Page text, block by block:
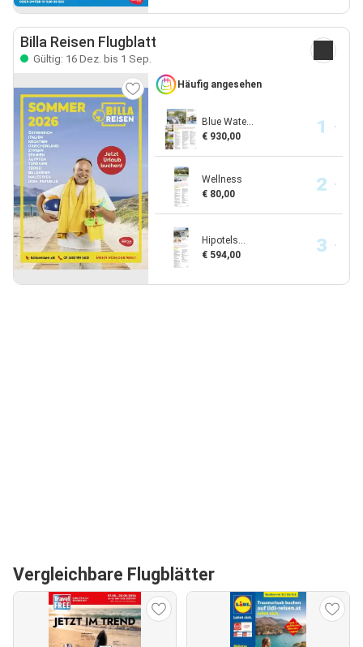
Billa Reisen Flugblatt
Gültig: 16 Dez. bis 1 Sep.
Häufig angesehen
Blue Wate...
€ 930,00
Wellness
€ 80,00
Hipotels...
€ 594,00
Vergleichbare Flugblätter